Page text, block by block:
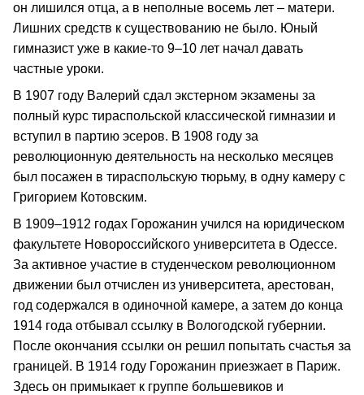
он лишился отца, а в неполные восемь лет – матери.
Лишних средств к существованию не было. Юный
гимназист уже в какие-то 9–10 лет начал давать
частные уроки.
В 1907 году Валерий сдал экстерном экзамены за
полный курс тираспольской классической гимназии и
вступил в партию эсеров. В 1908 году за
революционную деятельность на несколько месяцев
был посажен в тираспольскую тюрьму, в одну камеру с
Григорием Котовским.
В 1909–1912 годах Горожанин учился на юридическом
факультете Новороссийского университета в Одессе.
За активное участие в студенческом революционном
движении был отчислен из университета, арестован,
год содержался в одиночной камере, а затем до конца
1914 года отбывал ссылку в Вологодской губернии.
После окончания ссылки он решил попытать счастья за
границей. В 1914 году Горожанин приезжает в Париж.
Здесь он примыкает к группе большевиков и